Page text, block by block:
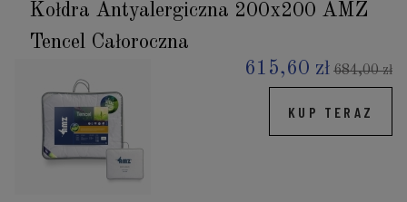
Kołdra Antyalergiczna 200x200 AMZ
Tencel Całoroczna
615,60 zł 684,00 zł
KUP TERAZ